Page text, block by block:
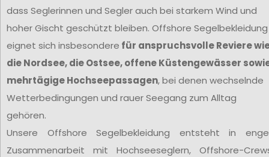
dass Seglerinnen und Segler auch bei starkem Wind und
hoher Gischt geschützt bleiben. Offshore Segelbekleidung
eignet sich insbesondere für anspruchsvolle Reviere
die Nordsee, die Ostsee, offene Küstengewässer
mehrtägige Hochseepassagen, bei denen wechselnde
Wetterbedingungen und rauer Seegang zum Alltag
gehören.
Unsere Offshore Segelbekleidung entsteht in
Zusammenarbeit mit Hochseeseglern, Offshore-